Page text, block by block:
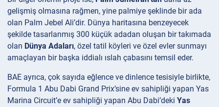
gelişmiş olmasına rağmen, yine palmiye şeklinde bir ada
olan Palm Jebel Ali’dir. Dünya haritasına benzeyecek
şekilde tasarlanmış 300 küçük adadan oluşan bir takımada
olan Dünya Adaları, özel tatil köyleri ve özel evler sunmayı
amaçlayan bir başka iddialı ıslah çabasını temsil eder.
BAE ayrıca, çok sayıda eğlence ve dinlence tesisiyle birlikte,
Formula 1 Abu Dabi Grand Prix’sine ev sahipliği yapan Yas
Marina Circuit’e ev sahipliği yapan Abu Dabi’deki Yas